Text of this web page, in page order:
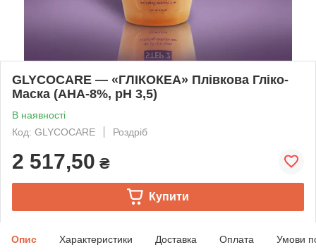
GLYCOCARE — «ГЛІКОКЕА» Плівкова Гліко-
Маска (AHA-8%, pH 3,5)
В наявності
Код: GLYCOCARE
Роздріб
2 517,50 ₴
Купити
Опис Характеристики Доставка Оплата Умови